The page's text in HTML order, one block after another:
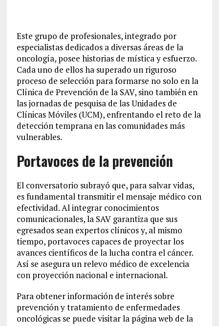
Este grupo de profesionales, integrado por
especialistas dedicados a diversas áreas de la
oncología, posee historias de mística y esfuerzo.
Cada uno de ellos ha superado un riguroso
proceso de selección para formarse no solo en la
Clínica de Prevención de la SAV, sino también en
las jornadas de pesquisa de las Unidades de
Clínicas Móviles (UCM), enfrentando el reto de la
detección temprana en las comunidades más
vulnerables.
Portavoces de la prevención
El conversatorio subrayó que, para salvar vidas,
es fundamental transmitir el mensaje médico con
efectividad. Al integrar conocimientos
comunicacionales, la SAV garantiza que sus
egresados sean expertos clínicos y, al mismo
tiempo, portavoces capaces de proyectar los
avances científicos de la lucha contra el cáncer.
Así se asegura un relevo médico de excelencia
con proyección nacional e internacional.
Para obtener información de interés sobre
prevención y tratamiento de enfermedades
oncológicas se puede visitar la página web de la